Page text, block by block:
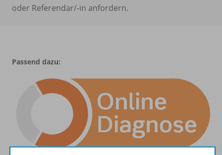
oder Referendar/-in anfordern.
Passend dazu: